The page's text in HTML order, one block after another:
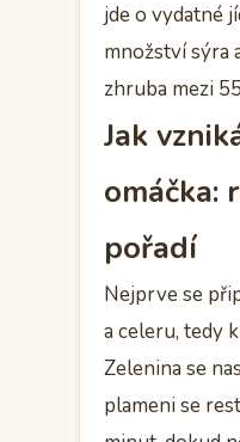
jde o vydatné
množství sýra
zhruba mezi
Jak
omáčka:
pořadí
Nejprve se
a celeru, tedy
Zelenina se
plameni se